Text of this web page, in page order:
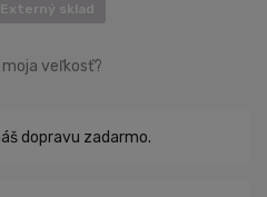
Externý sklad
moja veľkosť?
dopravu zadarmo.